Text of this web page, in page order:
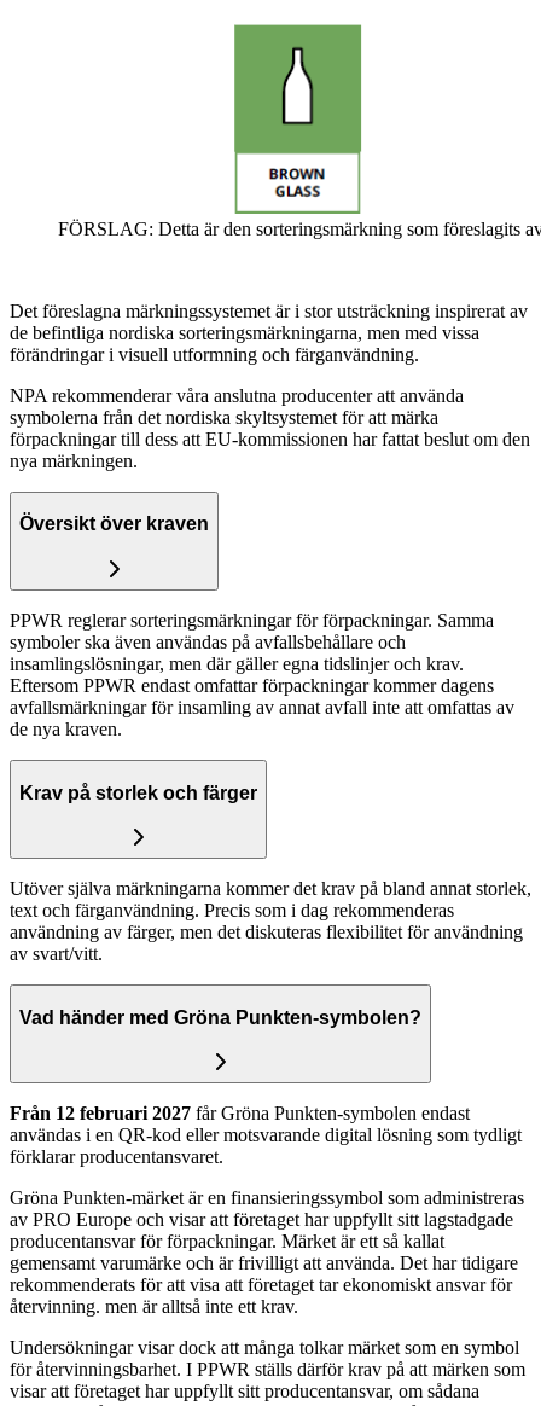
FÖRSLAG: Detta är den sorteringsmärkning som föreslagits
Det föreslagna märkningssystemet är i stor utsträckning inspirerat av
de befintliga nordiska sorteringsmärkningarna, men med vissa
förändringar i visuell utformning och färganvändning.
NPA rekommenderar våra anslutna producenter att använda
symbolerna från det nordiska skyltsystemet för att märka
förpackningar till dess att EU-kommissionen har fattat beslut om den
nya märkningen.
Översikt över kraven
PPWR reglerar sorteringsmärkningar för förpackningar. Samma
symboler ska även användas på avfallsbehållare och
insamlingslösningar, men där gäller egna tidslinjer och krav.
Eftersom PPWR endast omfattar förpackningar kommer dagens
avfallsmärkningar för insamling av annat avfall inte att omfattas av
de nya kraven.
Krav på storlek och färger
Utöver själva märkningarna kommer det krav på bland annat storlek,
text och färganvändning. Precis som i dag rekommenderas
användning av färger, men det diskuteras flexibilitet för användning
av svart/vitt.
Vad händer med Gröna Punkten-symbolen?
Från 12 februari 2027 får Gröna Punkten-symbolen endast
användas i en QR-kod eller motsvarande digital lösning som tydligt
förklarar producentansvaret.
Gröna Punkten-märket är en finansieringssymbol som administreras
av PRO Europe och visar att företaget har uppfyllt sitt lagstadgade
producentansvar för förpackningar. Märket är ett så kallat
gemensamt varumärke och är frivilligt att använda. Det har tidigare
rekommenderats för att visa att företaget tar ekonomiskt ansvar för
återvinning. men är alltså inte ett krav.
Undersökningar visar dock att många tolkar märket som en symbol
för återvinningsbarhet. I PPWR ställs därför krav på att märken som
visar att företaget har uppfyllt sitt producentansvar, om sådana